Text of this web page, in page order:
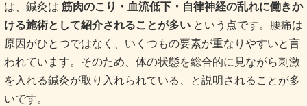
は、鍼灸は 筋肉のこり・血流低下・自律神経の乱れに働きか
ける施術として紹介されることが多い という点です。腰痛は
原因がひとつではなく、いくつもの要素が重なりやすいと言
われています。そのため、体の状態を総合的に見ながら刺激
を入れる鍼灸が取り入れられている、と説明されることが多
いです。